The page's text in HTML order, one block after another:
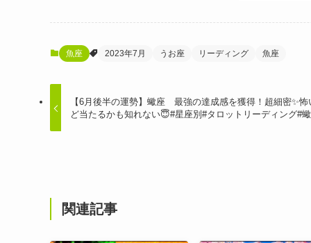
魚座 2023年7月 うお座 リーディング 魚座
【6月後半の運勢】蠍座 最強の達成感を獲得！超細密✨怖
ど当たるかも知れない😇#星座別#タロットリーディング#
関連記事